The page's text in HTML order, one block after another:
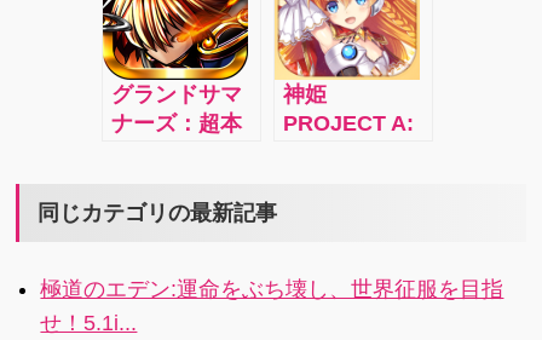
マンドRPGが
闘バトル！ス
マホゲームの
歴史に、コロ
プラが新たな
１ページを刻
るストーリー
テリング
RPG「ドラゴ
ンスラッシ
ュ」！4
グランドサマ
ナーズ：超本
ドサマナー
召喚し冒険へ
出発しよう！
神姫
PROJECT A:
マホに登場！
同じカテゴリの最新記事
極道のエデン:運命をぶち壊し、世界征服を目指
せ！5.1i...